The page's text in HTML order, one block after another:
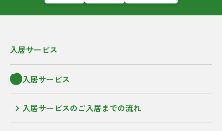
入居サービス
入居サービス
入居サービスのご入居までの流れ